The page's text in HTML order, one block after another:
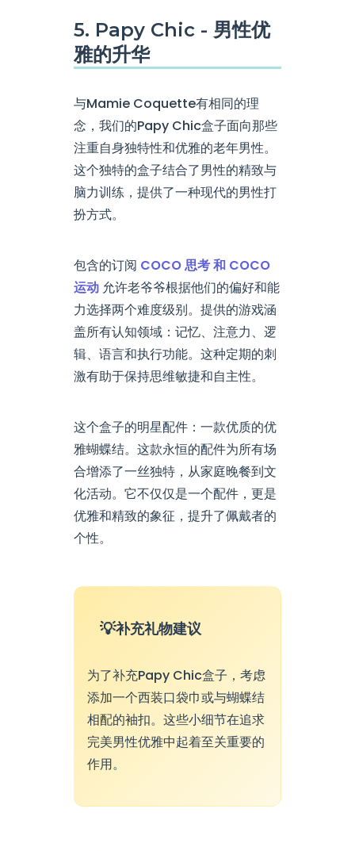
5. Papy Chic - 男性优
雅的升华
与Mamie Coquette有相同的理
念，我们的Papy Chic盒子面向那些
注重自身独特性和优雅的老年男性。
这个独特的盒子结合了男性的精致与
脑力训练，提供了一种现代的男性打
扮方式。
包含的订阅 COCO 思考 和 COCO
运动允许老爷爷根据他们的偏好和能
力选择两个难度级别。提供的游戏涵
盖所有认知领域：记忆、注意力、逻
辑、语言和执行功能。这种定期的刺
激有助于保持思维敏捷和自主性。
这个盒子的明星配件：一款优质的优
雅蝴蝶结。这款永恒的配件为所有场
合增添了一丝独特，从家庭晚餐到文
化活动。它不仅仅是一个配件，更是
优雅和精致的象征，提升了佩戴者的
个性。
补充礼物建议
为了补充Papy Chic盒子，考虑
添加一个西装口袋巾或与蝴蝶结
相配的袖扣。这些小细节在追求
完美男性优雅中起着至关重要的
作用。